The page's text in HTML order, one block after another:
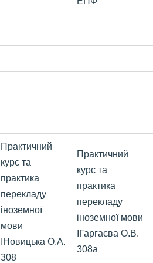
Практичний
курс та
практика
перекладу
іноземної
мови
ІНовицька О.А.
308
Практичний
курс та
практика
перекладу
іноземної мови
ІГаргаєва О.В.
308а